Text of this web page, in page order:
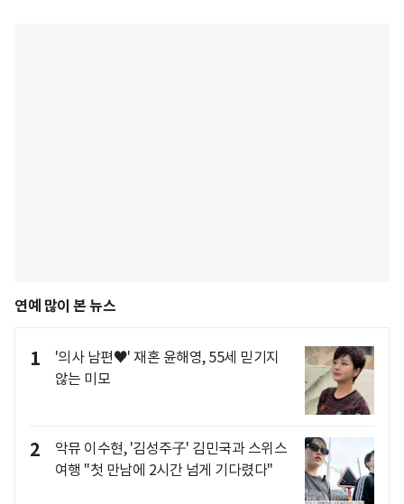
연예 많이 본 뉴스
1
'의사 남편♥' 재혼 윤해영, 55세 믿기지
않는 미모
2
악뮤 이수현, '김성주子' 김민국과 스위스
여행 "첫 만남에 2시간 넘게 기다렸다"